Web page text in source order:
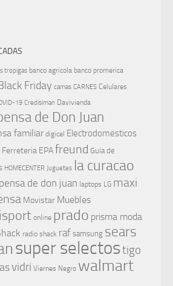
tropigas banco agricola banco promerica
Friday camas CARNES Celulares
19 Credisiman Davivienda
de Don Juan
familiar digicel Electrodomesticos
Ferreteria EPAfreund Guia de
HOMECENTER Juguetes la curacao
de don juan laptops LG maxi
Movistar Muebles
online prado prisma moda
radio shack raf samsung sears
super selectostigo
vidri Viernes Negro walmart